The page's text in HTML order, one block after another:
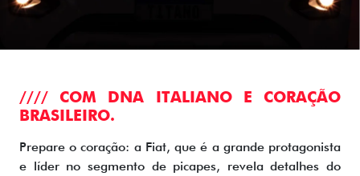
//// COM DNA ITALIANO E CORAÇÃO
BRASILEIRO.
Prepare o coração: a Fiat, que é a grande protagonista
e líder no segmento de picapes, revela detalhes do